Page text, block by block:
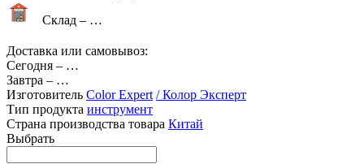
Склад – …
Доставка или самовывоз:
Сегодня – …
Завтра – …
Изготовитель Color Expert / Колор Эксперт
Тип продукта инструмент
Страна производства товара Китай
Выбрать